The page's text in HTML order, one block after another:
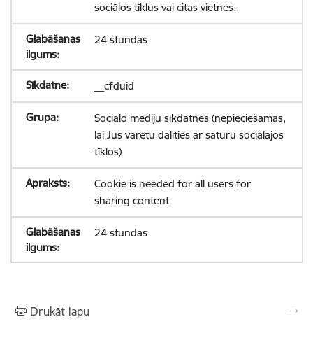
sociālos tīklus vai citas vietnes.
24 stundas
__cfduid
Sociālo mediju sīkdatnes (nepieciešamas,
lai Jūs varētu dalīties ar saturu sociālajos
tīklos)
Cookie is needed for all users for
sharing content
24 stundas
Drukāt lapu